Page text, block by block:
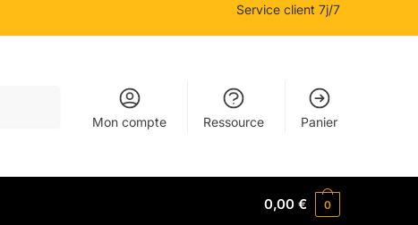
Service client 7j/7
Mon compte Ressource Panier
0,00€ 0